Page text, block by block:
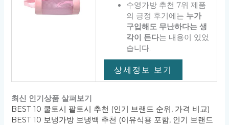
수영가방 추천 7위 제품
의 긍정 후기에는 누가
구입해도 무난하다는 생
각이 든다는 내용이 있었
습니다.
상세정보 보기
최신 인기상품 살펴보기
BEST 10 쿨토시 팔토시 추천 (인기 브랜드 순위, 가격 비교)
BEST 10 보냉가방 보냉백 추천 (이유식용 포함, 인기 브랜드